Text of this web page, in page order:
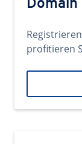
Domain
profitieren